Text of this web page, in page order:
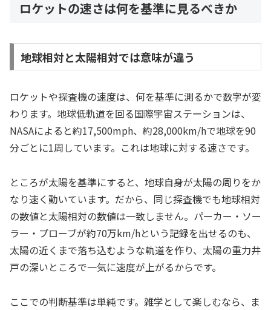
ロケットの速さは何を基準に見るべきか
地球相対と太陽相対では意味が違う
ロケットや探査機の速度は、何を基準に測るかで数字が変
わります。地球低軌道を回る国際宇宙ステーションは、
NASAによると約17,500mph、約28,000km/hで地球を90
分ごとに1周しています。これは地球に対する速さです。
ところが太陽を基準にすると、地球自身が太陽の周りをか
なり速く動いています。だから、同じ探査機でも地球相対
の数値と太陽相対の数値は一致しません。パーカー・ソー
ラー・プローブが約70万km/hという記録を出せるのも、
太陽の近くまで落ち込むような軌道を作り、太陽の重力井
戸の深いところで一気に速度が上がるからです。
ここでの判断基準は単純です。雑学として楽しむなら、ま